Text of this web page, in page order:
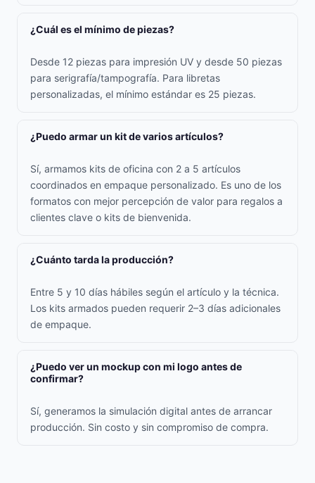
¿Cuál es el mínimo de piezas?
Desde 12 piezas para impresión UV y desde 50 piezas
para serigrafía/tampografía. Para libretas
personalizadas, el mínimo estándar es 25 piezas.
¿Puedo armar un kit de varios artículos?
Sí, armamos kits de oficina con 2 a 5 artículos
coordinados en empaque personalizado. Es uno de los
formatos con mejor percepción de valor para regalos a
clientes clave o kits de bienvenida.
¿Cuánto tarda la producción?
Entre 5 y 10 días hábiles según el artículo y la técnica.
Los kits armados pueden requerir 2–3 días adicionales
de empaque.
¿Puedo ver un mockup con mi logo antes de
confirmar?
Sí, generamos la simulación digital antes de arrancar
producción. Sin costo y sin compromiso de compra.